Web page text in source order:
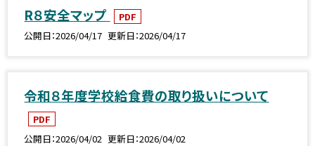
R８安全マップ
PDF
公開日 2026/04/17 更新日 2026/04/17
令和８年度学校給食費の取り扱いについて
PDF
公開日 2026/04/02 更新日 2026/04/02